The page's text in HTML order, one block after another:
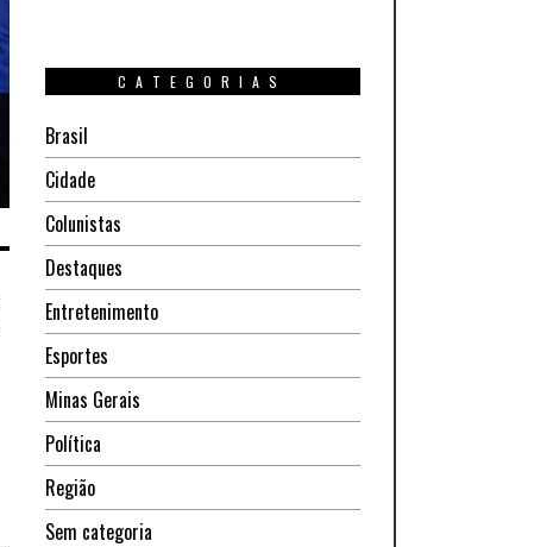
CATEGORIAS
Brasil
Cidade
Colunistas
Destaques
Entretenimento
Esportes
Minas Gerais
Política
Região
Sem categoria